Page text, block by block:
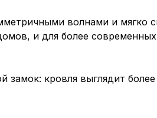
волнами и мягко
и для более
кровля выглядит